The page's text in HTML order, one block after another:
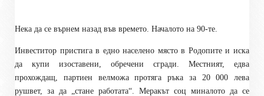
Нека да се върнем назад във времето. Началото на 90-те.
Инвеститор пристига в едно населено място в Родопите и иска
да купи изоставени, обречени сгради. Местният, едва
прохождащ, партиен велможа протяга ръка за 20 000 лева
рушвет, за да „стане работата“. Меракът соц миналото да се